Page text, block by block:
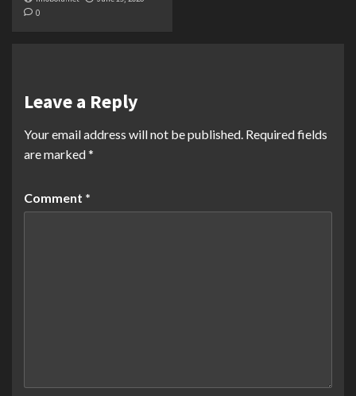
0
Leave a Reply
Your email address will not be published. Required fields
are marked*
Comment *